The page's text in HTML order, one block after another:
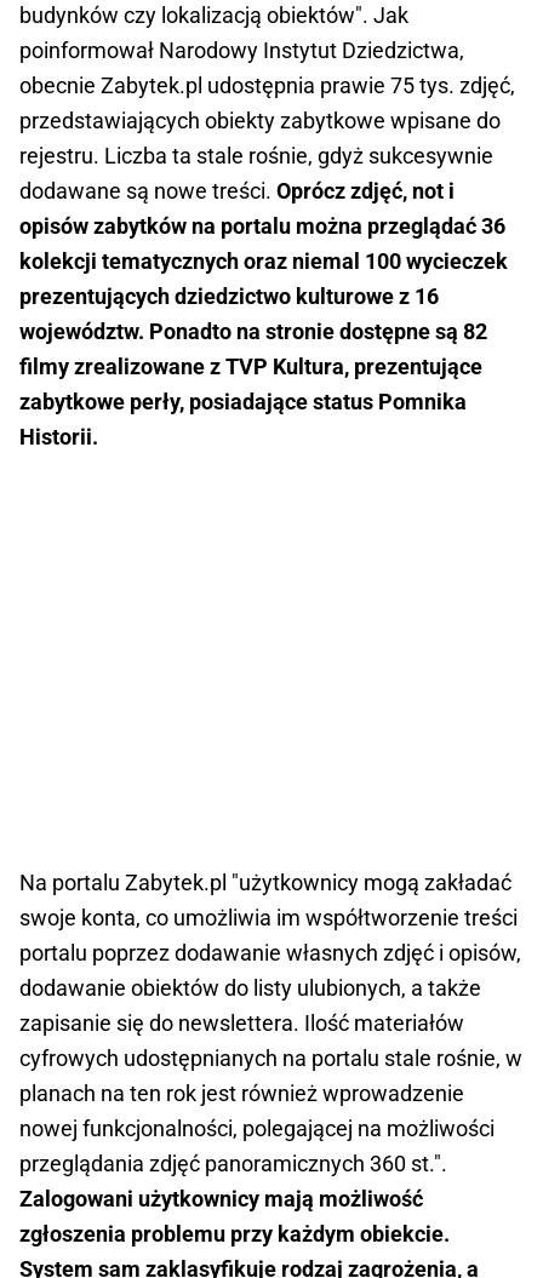
budynków czy lokalizacją obiektów". Jak
poinformował Narodowy Instytut Dziedzictwa,
obecnie Zabytek.pl udostępnia prawie 75 tys. zdjęć,
przedstawiających obiekty zabytkowe wpisane do
rejestru. Liczba ta stale rośnie, gdyż sukcesywnie
dodawane są nowe treści. Oprócz zdjęć, not i
opisów zabytków na portalu można przeglądać 36
kolekcji tematycznych oraz niemal 100 wycieczek
prezentujących dziedzictwo kulturowe z 16
województw. Ponadto na stronie dostępne są 82
filmy zrealizowane z TVP Kultura, prezentujące
zabytkowe perły, posiadające status Pomnika
Historii.
Na portalu Zabytek.pl "użytkownicy mogą zakładać
swoje konta, co umożliwia im współtworzenie treści
portalu poprzez dodawanie własnych zdjęć i opisów,
dodawanie obiektów do listy ulubionych, a także
zapisanie się do newslettera. Ilość materiałów
cyfrowych udostępnianych na portalu stale rośnie, w
planach na ten rok jest również wprowadzenie
nowej funkcjonalności, polegającej na możliwości
przeglądania zdjęć panoramicznych 360 st.".
Zalogowani użytkownicy mają możliwość
zgłoszenia problemu przy każdym obiekcie.
System sam zaklasyfikuje rodzaj zagrożenia, a